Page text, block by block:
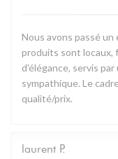
Nous avons passé
produits sont locaux,
d'élégance, servis
sympathique. Le
qualité/prix.
laurent P